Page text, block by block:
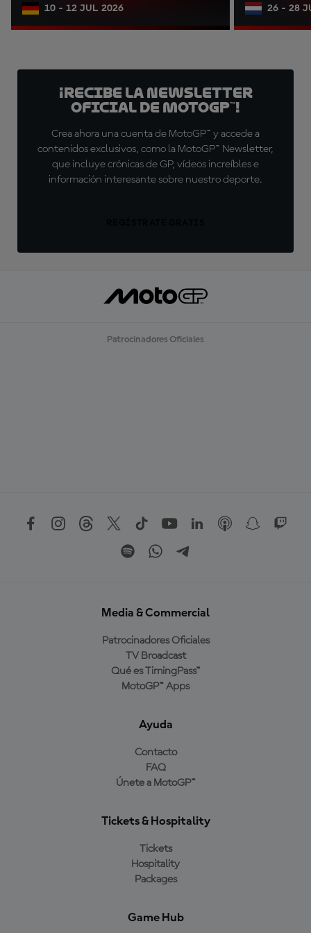
10 - 12 JUL 2026 26 - 28
¡Recibe la Newsletter
oficial de MotoGP™!
Crea ahora una cuenta de MotoGP™ y accede a
contenidos exclusivos, como la MotoGP™ Newsletter,
que incluye crónicas de GP, vídeos increíbles e
información interesante sobre nuestro deporte.
Patrocinadores Oficiales
Media & Commercial
Patrocinadores Oficiales
TV Broadcast
Qué es TimingPass™
MotoGP™ Apps
Ayuda
Contacto
FAQ
Únete a MotoGP™
Tickets & Hospitality
Tickets
Hospitality
Packages
Game Hub